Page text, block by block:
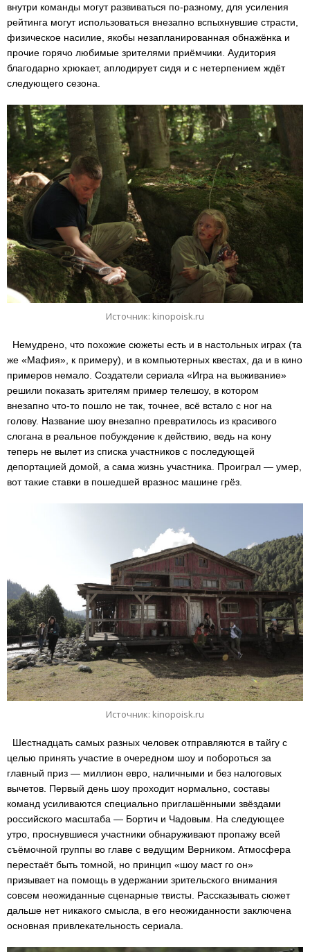
внутри команды могут развиваться по-разному, для усиления
рейтинга могут использоваться внезапно вспыхнувшие страсти,
физическое насилие, якобы незапланированная обнажёнка и
прочие горячо любимые зрителями приёмчики. Аудитория
благодарно хрюкает, аплодирует сидя и с нетерпением ждёт
следующего сезона.
Источник: kinopoisk.ru
Немудрено, что похожие сюжеты есть и в настольных играх (та
же «Мафия», к примеру), и в компьютерных квестах, да и в кино
примеров немало. Создатели сериала «Игра на выживание»
решили показать зрителям пример телешоу, в котором
внезапно что-то пошло не так, точнее, всё встало с ног на
голову. Название шоу внезапно превратилось из красивого
слогана в реальное побуждение к действию, ведь на кону
теперь не вылет из списка участников с последующей
депортацией домой, а сама жизнь участника. Проиграл — умер,
вот такие ставки в пошедшей вразнос машине грёз.
Источник: kinopoisk.ru
Шестнадцать самых разных человек отправляются в тайгу с
целью принять участие в очередном шоу и побороться за
главный приз — миллион евро, наличными и без налоговых
вычетов. Первый день шоу проходит нормально, составы
команд усиливаются специально приглашёнными звёздами
российского масштаба — Бортич и Чадовым. На следующее
утро, проснувшиеся участники обнаруживают пропажу всей
съёмочной группы во главе с ведущим Верником. Атмосфера
перестаёт быть томной, но принцип «шоу маст го он»
призывает на помощь в удержании зрительского внимания
совсем неожиданные сценарные твисты. Рассказывать сюжет
дальше нет никакого смысла, в его неожиданности заключена
основная привлекательность сериала.